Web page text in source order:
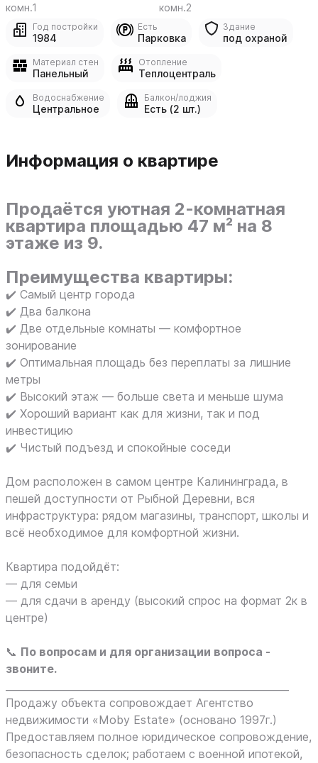
комн.1 комн.2
Год постройки
1984
Есть
Парковка
Здание
под охраной
Материал стен
Панельный
Отопление
Теплоцентраль
Водоснабжение
Центральное
Балкон/лоджия
Есть (2 шт.)
Информация о квартире
Продаётся уютная 2-комнатная
квартира площадью 47 м² на 8
этаже из 9.
Преимущества квартиры:
✔️ Самый центр города
✔️ Два балкона
✔️ Две отдельные комнаты — комфортное
зонирование
✔️ Оптимальная площадь без переплаты за лишние
метры
✔️ Высокий этаж — больше света и меньше шума
✔️ Хороший вариант как для жизни, так и под
инвестицию
✔️ Чистый подъезд и спокойные соседи
Дом расположен в самом центре Калининграда, в
пешей доступности от Рыбной Деревни, вся
инфраструктура: рядом магазины, транспорт, школы и
всё необходимое для комфортной жизни.
Квартира подойдёт:
— для семьи
— для сдачи в аренду (высокий спрос на формат 2к в
центре)
📞 По вопросам и для организации вопроса -
звоните.
Продажу объекта сопровождает Агентство
недвижимости «Moby Estate» (основано 1997г.)
Предоставляем полное юридическое сопровождение,
безопасность сделок; работаем с военной ипотекой,